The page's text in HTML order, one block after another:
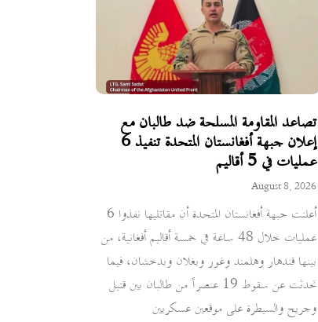
تصاعد المقاومة المسلحة ضد طالبان مع
إعلان جبهة أفغانستان المتحدة تنفيذ 6
عمليات في 5 أقاليم
August 8, 2026
أعلنت جبهة أفغانستان المتحدة أن مقاتليها نفذوا 6
عمليات خلال 48 ساعة في خمسة أقاليم أفغانية، من
بينها قندهار وهلمند وغور وبغلان وبدخشان، فيما
تحدثت عن سقوط 19 عنصراً من طالبان بين قتيل
وجريح والسيطرة على موقعين عسكريين